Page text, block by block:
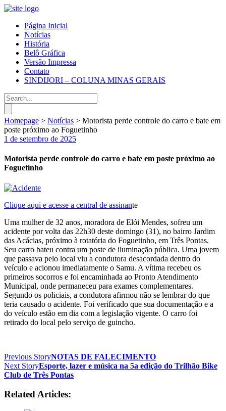
Página Inicial
Notícias
História
Belô Gráfica
Versão Impressa
Contato
SINDIJORI – COLUNA MINAS GERAIS
Homepage > Notícias > Motorista perde controle do carro e bate em
poste próximo ao Foguetinho
1 de setembro de 2025
Motorista perde controle do carro e bate em poste próximo ao
Foguetinho
Clique aqui e acesse a central de assinante
Uma mulher de 32 anos, moradora de Elói Mendes, sofreu um
acidente por volta das 22h30 deste domingo (31), no bairro Jardim
das Acácias, próximo à rotatória do Foguetinho, em Três Pontas.
Seu carro bateu contra um poste de iluminação pública. Uma jovem
que passava pelo local viu a condutora desacordada dentro do
veículo e acionou imediatamente o Samu. A vítima recebeu os
primeiros socorros e foi encaminhada ao Pronto Atendimento
Municipal, onde permaneceu para exames complementares.
Segundo os policiais, a condutora afirmou não se lembrar do que
teria causado o acidente. Foi verificado que sua documentação e a
do veículo estão em dia com a legislação vigente. O carro foi
retirado do local pelo serviço de guincho.
Previous StoryNOTAS DE FALECIMENTO
Next StoryEsporte, lazer e música na 5a edição do Trilhão Bike
Club de Três Pontas
Related Articles: